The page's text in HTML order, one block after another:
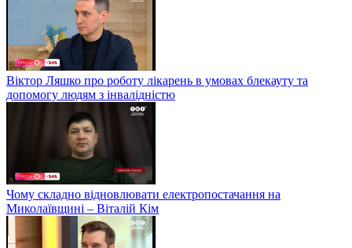
Віктор Ляшко про роботу лікарень в умовах блекауту та
допомогу людям з інвалідністю
Чому складно відновлювати електропостачання на
Миколаївщині – Віталій Кім